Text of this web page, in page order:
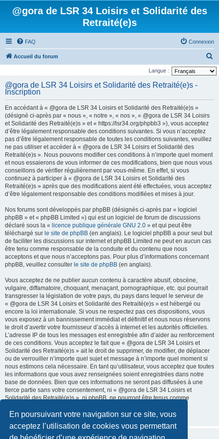
En poursuivant votre navigation sur ce site, vous
acceptez l’utilisation de cookies vous permettant
@gora de LSR 34 Loisirs et Solidarité des
Retraité(e)s
FAQ Connexion
Accueil du forum
e
Langue :
@gora de LSR 34 Loisirs et Solidarité des Retraité(e)s -
Inscription
En accédant à « @gora de LSR 34 Loisirs et Solidarité des Retraité(e)s »
(désigné ci-après par « nous », « notre », « nos », « @gora de LSR 34 Loisirs
et Solidarité des Retraité(e)s » et « https://lsr34.org/phpbb3 »), vous acceptez
d’être légalement responsable des conditions suivantes. Si vous n’acceptez
pas d’être légalement responsable de toutes les conditions suivantes, veuillez
ne pas utiliser et accéder à « @gora de LSR 34 Loisirs et Solidarité des
Retraité(e)s ». Nous pouvons modifier ces conditions à n’importe quel moment
et nous essaierons de vous informer de ces modifications, bien que nous vous
conseillons de vérifier régulièrement par vous-même. En effet, si vous
continuez à participer à « @gora de LSR 34 Loisirs et Solidarité des
Retraité(e)s » après que des modifications aient été effectuées, vous acceptez
d’être légalement responsable des conditions modifiées et mises à jour.
Nos forums sont développés par phpBB (désignés ci-après par « logiciel
phpBB » et « phpBB Limited ») qui est un logiciel de forum de discussions
déclaré sous la « licence publique générale GNU 2.0 » et qui peut être
téléchargé sur le site de phpBB (en anglais). Le logiciel phpBB a pour seul but
de faciliter les discussions sur internet et phpBB Limited ne peut en aucun cas
être tenu comme responsable de la conduite et du contenu que nous
acceptons et que nous n’acceptons pas. Pour plus d’informations concernant
phpBB, veuillez consulter le site de phpBB (en anglais).
Vous acceptez de ne publier aucun contenu à caractère abusif, obscène,
vulgaire, diffamatoire, choquant, menaçant, pornographique, etc. qui pourrait
transgresser la législation de votre pays, du pays dans lequel le serveur de
« @gora de LSR 34 Loisirs et Solidarité des Retraité(e)s » est hébergé ou
encore la loi internationale. Si vous ne respectez pas ces dispositions, vous
vous exposez à un bannissement immédiat et définitif et nous nous réservons
le droit d’avertir votre fournisseur d’accès à internet et les autorités officielles.
L’adresse IP de tous les messages est enregistrée afin d’aider au renforcement
de ces conditions. Vous acceptez le fait que « @gora de LSR 34 Loisirs et
Solidarité des Retraité(e)s » ait le droit de supprimer, de modifier, de déplacer
ou de verrouiller n’importe quel sujet et message à n’importe quel moment si
nous estimons cela nécessaire. En tant qu’utilisateur, vous acceptez que toutes
les informations que vous avez renseignées soient enregistrées dans notre
base de données. Bien que ces informations ne seront pas diffusées à une
tierce partie sans votre consentement, ni « @gora de LSR 34 Loisirs et
Solidarité des Retraité(e)s », ni phpBB, ne pourront être tenus comme
compromettre vos données.